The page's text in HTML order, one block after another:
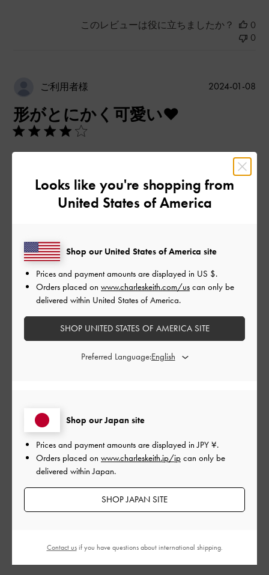
このレビューは役に立ちましたか？
0
0
ご利用者様
形がとにかく可愛い❤︎
形と色で一目惚れして自分用に即購入しました笑
他の色もありましたが、断然この色が輝いて見えました❤️‍🔥
本当にこのバッグを買って良かったです☺️
サイズ: その他（シューズ以外） |カラー: その他
デザイン
とても良かった
公
2024-01-08
このレビューは役に立ちましたか？
Looks like you're shopping from
United States of America
Shop our Japan site
Prices and payment amounts are displayed inJPY ¥.
Orders placed on www.charleskeith.jp/jp can only be
delivered within Japan.
SHOP JAPAN SITE
Shop our United States of America site
Prices and payment amounts are displayed in US $.
Orders placed on www.charleskeith.com/us can only be
delivered within United States of America.
SHOP UNITED STATES OF AMERICA SITE
Preferred Language:
Contact usif you have questions about international shipping.